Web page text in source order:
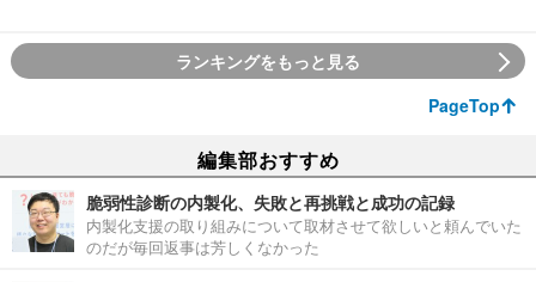
ランキングをもっと見る
PageTop
編集部おすすめ
脆弱性診断の内製化、失敗と再挑戦と成功の記録
内製化支援の取り組みについて取材させて欲しいと頼んでいた
のだが毎回返事は芳しくなかった